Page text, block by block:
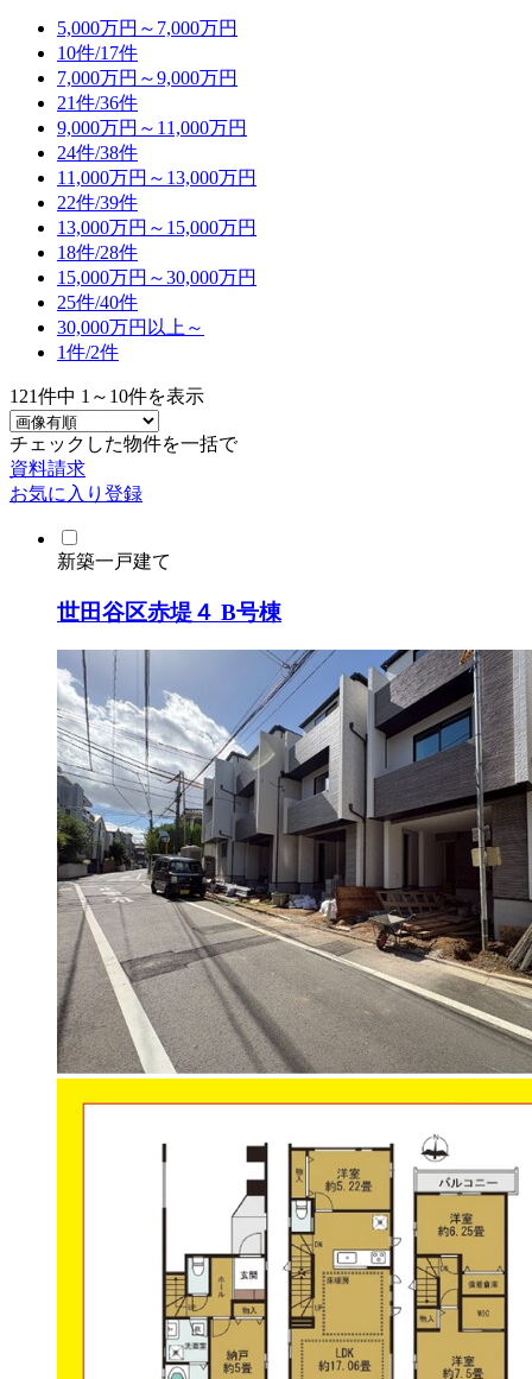
5,000万円～7,000万円
10件/17件
7,000万円～9,000万円
21件/36件
9,000万円～11,000万円
24件/38件
11,000万円～13,000万円
22件/39件
13,000万円～15,000万円
18件/28件
15,000万円～30,000万円
25件/40件
30,000万円以上～
1件/2件
121件中 1～10件を表示
チェックした物件を一括で
資料請求
お気に入り登録
新築一戸建て
世田谷区赤堤４ B号棟